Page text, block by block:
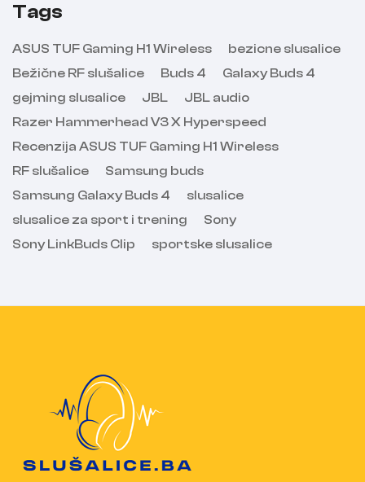
Tags
ASUS TUF Gaming H1 Wireless
bezicne slusalice
Bežične RF slušalice
Buds 4
Galaxy Buds 4
gejming slusalice
JBL
JBL audio
Razer Hammerhead V3 X Hyperspeed
Recenzija ASUS TUF Gaming H1 Wireless
RF slušalice
Samsung buds
Samsung Galaxy Buds 4
slusalice
slusalice za sport i trening
Sony
Sony LinkBuds Clip
sportske slusalice